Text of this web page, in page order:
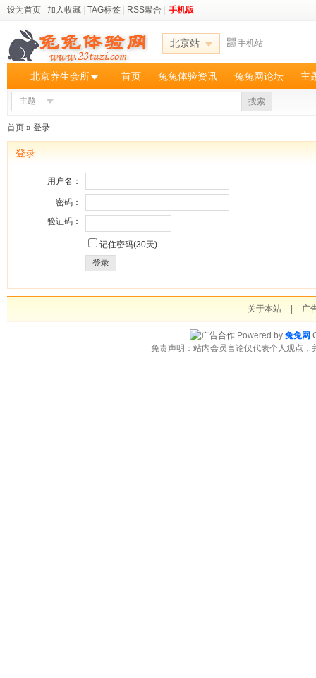
设为首页 加入收藏 TAG标签 RSS聚合 手机版
北京站 手机站
北京养生会所 首页 兔兔体验资讯 兔兔网论坛 主
主题 搜索
首页 » 登录
登录
用户名：
密码：
验证码：
记住密码(30天)
登录
关于本站 广
Powered by 兔兔网
免责声明：站内会员言论仅代表个人观点